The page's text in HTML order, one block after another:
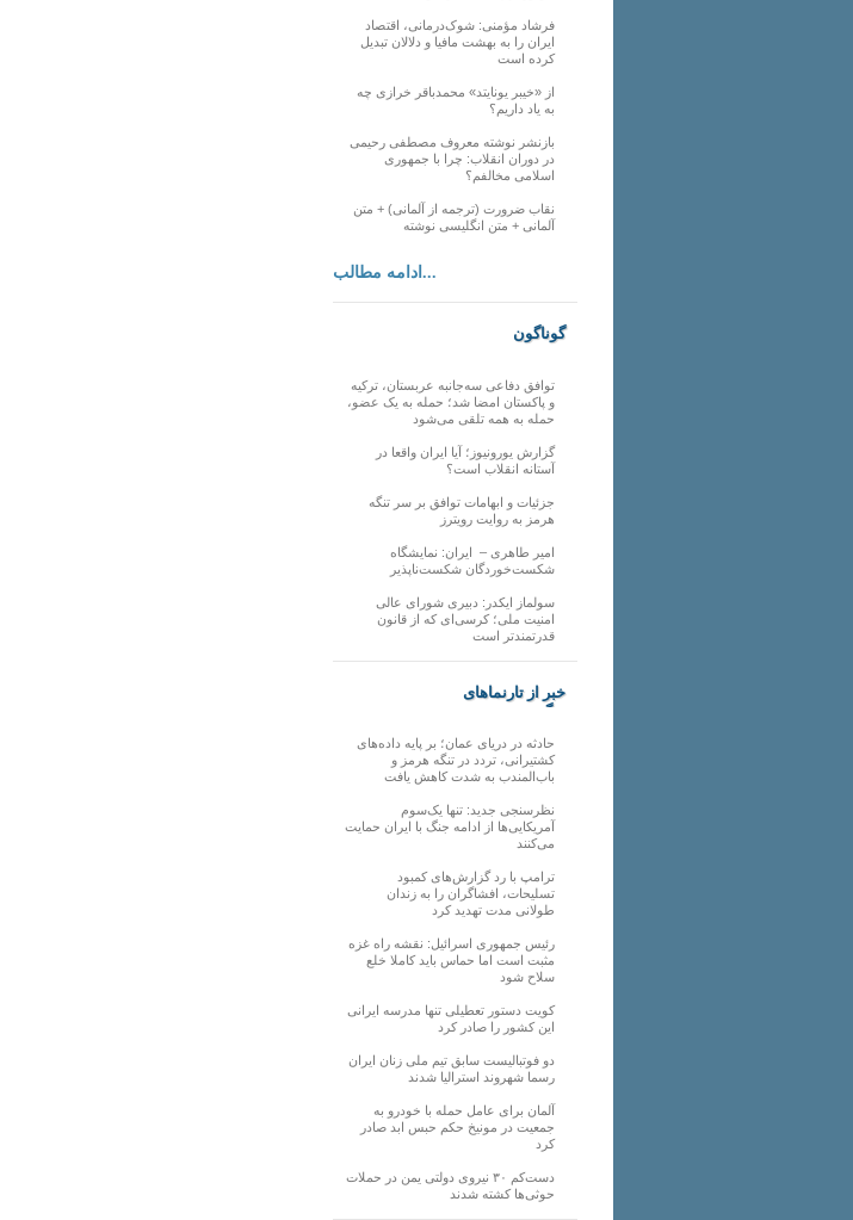
فرشاد مؤمنی: شوک‌درمانی، اقتصاد
ایران را به بهشت مافیا و دلالان تبدیل
کرده است
از «خیبر یونایتد» محمدباقر خرازی چه
به یاد داریم؟
بازنشر نوشته معروف مصطفی رحیمی
در دوران انقلاب: چرا با جمهوری
اسلامی مخالفم؟
نقاب ضرورت (ترجمه از آلمانی) + متن
آلمانی + متن انگلیسی نوشته
ادامه مطالب...
گوناگون
توافق دفاعی سه‌جانبه عربستان، ترکیه
و پاکستان امضا شد؛ حمله به یک عضو،
حمله به همه تلقی می‌شود
گزارش یورونیوز؛ آیا ایران واقعا در
آستانه انقلاب است؟
جزئیات و ابهامات توافق بر سر تنگه
هرمز به روایت رویترز
امیر طاهری – ایران: نمایشگاه
شکست‌خوردگان شکست‌ناپذیر
سولماز ایکدر: دبیری شورای عالی
امنیت ملی؛ کرسی‌ای که از قانون
قدرتمندتر است
خبر از تارنماهای
دیگر
حادثه در دریای عمان؛ بر پایه داده‌های
کشتیرانی، تردد در تنگه هرمز و
باب‌المندب به شدت کاهش یافت
نظرسنجی جدید: تنها یک‌سوم
آمریکایی‌ها از ادامه جنگ با ایران حمایت
می‌کنند
ترامپ با رد گزارش‌های کمبود
تسلیحات، افشاگران را به زندان
طولانی مدت تهدید کرد
رئیس‌ جمهوری اسرائیل: نقشه راه غزه
مثبت است اما حماس باید کاملا خلع
سلاح شود
کویت دستور تعطیلی تنها مدرسه ایرانی
این کشور را صادر کرد
دو فوتبالیست سابق تیم ملی زنان ایران
رسما شهروند استرالیا شدند
آلمان برای عامل حمله با خودرو به
جمعیت در مونیخ حکم حبس ابد صادر
کرد
دست‌کم ۳۰ نیروی دولتی یمن در حملات
حوثی‌ها کشته شدند